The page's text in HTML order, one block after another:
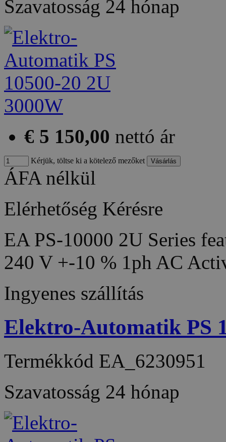
Szavatosság 24 hónap
€ 5 150,00 nettó ár
Kérjük, töltse ki a kötelező mezőket
ÁFA nélkül
Elérhetőség Kérésre
EA PS-10000 2U Series
240 V +-10 % 1ph AC
Ingyenes szállítás
Elektro-Automatik PS
Termékkód EA_6230951
Szavatosság 24 hónap